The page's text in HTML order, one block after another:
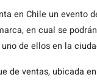
en Chile un evento
en cual se
de ellos en la
de ventas, ubicada